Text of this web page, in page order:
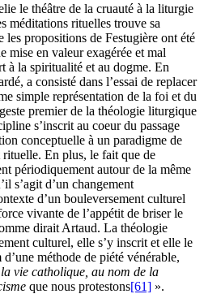
le théâtre de la cruauté à la liturgie
méditations rituelles trouve sa
les propositions de Festugière ont été
mise en valeur exagérée et mal
à la spiritualité et au dogme. En
a consisté dans l’essai de replacer
simple représentation de la foi et du
premier de la théologie liturgique
s’inscrit au coeur du passage
conceptuelle à un paradigme de
En plus, le fait que de
périodiquement autour de la même
s’agit d’un changement
d’un bouleversement culturel
vivante de l’appétit de briser le
dirait Artaud. La théologie
culturel, elle s’y inscrit et elle le
méthode de piété vénérable,
vie catholique, au nom de la
que nous protestons[61] ».